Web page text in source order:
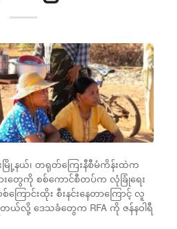
မြို့နယ်၊ တရုတ်ကြေးနီစီမံကိန်းထဲက
တွေကို စစ်ကောင်စီတပ်က လုံခြုံရေး
ြောင်းထိုး စီးနင်းနေတာကြောင့် လူ
တယ်လို့ ဒေသခံတွေက RFA ကို ဇန်နဝါရီ